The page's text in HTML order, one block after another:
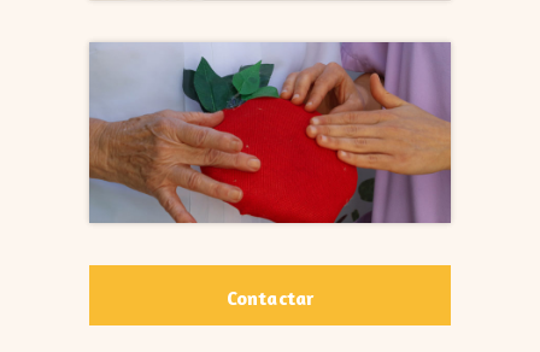
Contactar